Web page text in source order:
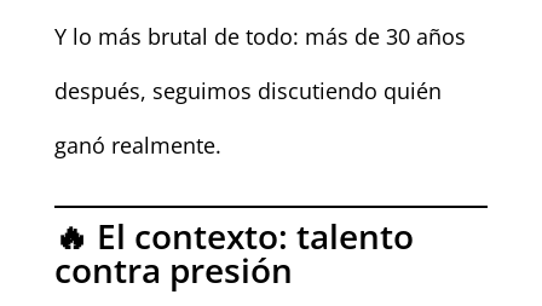
Y lo más brutal de todo: más de 30 años
después, seguimos discutiendo quién
ganó realmente.
🔥 El contexto: talento
contra presión